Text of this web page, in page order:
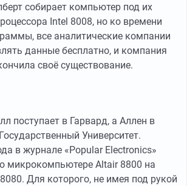
собирает компьютер под их
Intel 8008, но ко времени
все аналитические компании
данные бесплатно, и компания
своё существование.
поступает в Гарвард, а Аллен в
Университет.
в журнале «Popular Electronics»
микрокомпьютере Altair 8800 на
Для которого, не имея под рукой